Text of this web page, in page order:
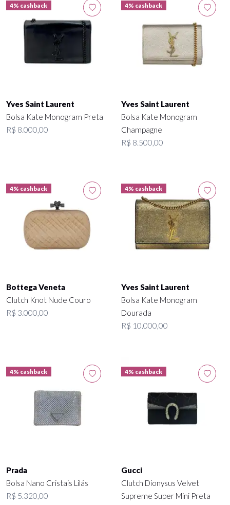
4% cashback
Yves Saint Laurent
Bolsa Kate Monogram Preta
R$ 8.000,00
4% cashback
Yves Saint Laurent
Bolsa Kate Monogram
Champagne
R$ 8.500,00
4% cashback
Bottega Veneta
Clutch Knot Nude Couro
R$ 3.000,00
4% cashback
Yves Saint Laurent
Bolsa Kate Monogram
Dourada
R$ 10.000,00
4% cashback
Prada
Bolsa Nano Cristais Lilás
R$ 5.320,00
4% cashback
Gucci
Clutch Dionysus Velvet
Supreme Super Mini Preta